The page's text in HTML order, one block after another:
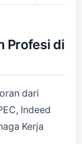
Profesi di
dari
Indeed
Kerja